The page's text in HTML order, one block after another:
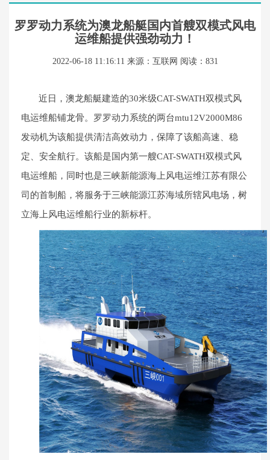
罗罗动力系统为澳龙船艇国内首艘双模式风电
运维船提供强劲动力！
2022-06-18 11:16:11 来源：互联网 阅读：831
近日，澳龙船艇建造的30米级CAT-SWATH双模式风
电运维船铺龙骨。罗罗动力系统的两台mtu12V2000M86
发动机为该船提供清洁高效动力，保障了该船高速、稳
定、安全航行。该船是国内第一艘CAT-SWATH双模式风
电运维船，同时也是三峡新能源海上风电运维江苏有限公
司的首制船，将服务于三峡能源江苏海域所辖风电场，树
立海上风电运维船行业的新标杆。